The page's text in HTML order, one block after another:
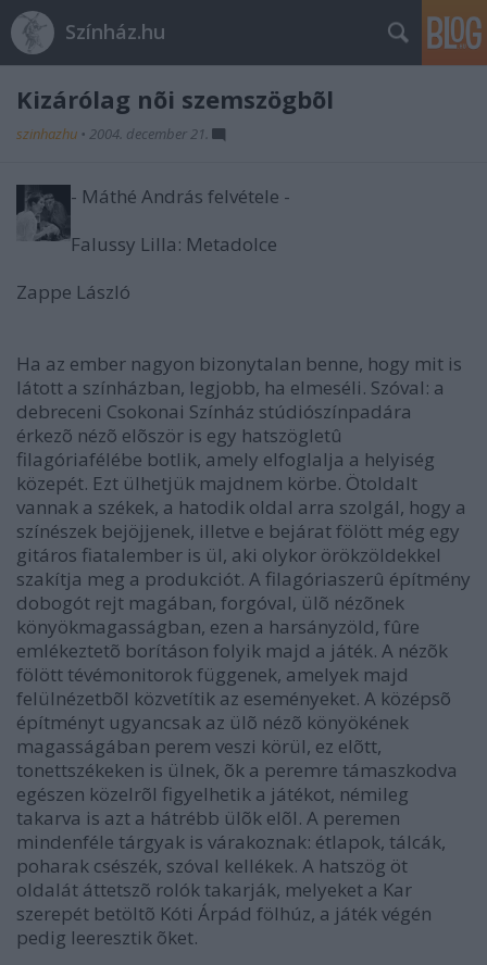
Színház.hu
Kizárólag nõi szemszögbõl
szinhazhu • 2004. december 21.
- Máthé András felvétele -
Falussy Lilla: Metadolce
Zappe László
Ha az ember nagyon bizonytalan benne, hogy mit is
látott a színházban, legjobb, ha elmeséli. Szóval: a
debreceni Csokonai Színház stúdiószínpadára
érkezõ nézõ elõször is egy hatszögletû
filagóriafélébe botlik, amely elfoglalja a helyiség
közepét. Ezt ülhetjük majdnem körbe. Ötoldalt
vannak a székek, a hatodik oldal arra szolgál, hogy a
színészek bejöjjenek, illetve e bejárat fölött még egy
gitáros fiatalember is ül, aki olykor örökzöldekkel
szakítja meg a produkciót. A filagóriaszerû építmény
dobogót rejt magában, forgóval, ülõ nézõnek
könyökmagasságban, ezen a harsányzöld, fûre
emlékeztetõ borításon folyik majd a játék. A nézõk
fölött tévémonitorok függenek, amelyek majd
felülnézetbõl közvetítik az eseményeket. A középsõ
építményt ugyancsak az ülõ nézõ könyökének
magasságában perem veszi körül, ez elõtt,
tonettszékeken is ülnek, õk a peremre támaszkodva
egészen közelrõl figyelhetik a játékot, némileg
takarva is azt a hátrébb ülõk elõl. A peremen
mindenféle tárgyak is várakoznak: étlapok, tálcák,
poharak csészék, szóval kellékek. A hatszög öt
oldalát áttetszõ rolók takarják, melyeket a Kar
szerepét betöltõ Kóti Árpád fölhúz, a játék végén
pedig leeresztik õket.